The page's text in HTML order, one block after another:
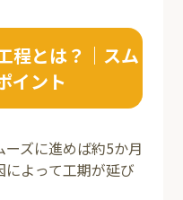
程とは？｜スム
イント
ズに進めば約5か月
よって工期が延び